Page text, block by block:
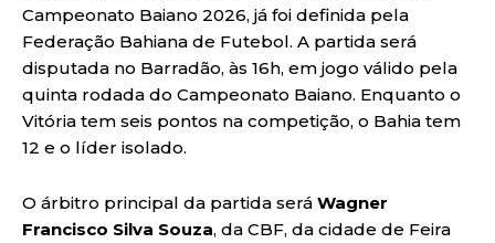
Campeonato Baiano 2026, já foi definida pela
Federação Bahiana de Futebol. A partida será
disputada no Barradão, às 16h, em jogo válido pela
quinta rodada do Campeonato Baiano. Enquanto o
Vitória tem seis pontos na competição, o Bahia tem
12 e o líder isolado.
O árbitro principal da partida será Wagner
Francisco Silva Souza, da CBF, da cidade de Feira